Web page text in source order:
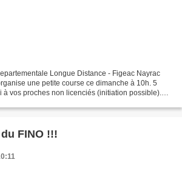
Longue Distance - Figeac Nayrac
une petite course ce dimanche à 10h. 5
à vos proches non licenciés (initiation possible).
FINO !!!